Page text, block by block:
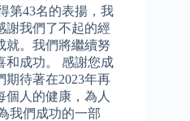
第43名的表揚，我
謝我們了不起的經
就。我們將繼續努
和成功。 感謝您成
期待著在2023年再
個人的健康，為人
我們成功的一部